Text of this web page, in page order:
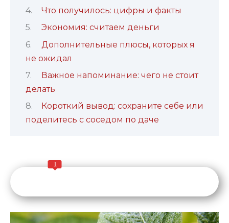
Что получилось: цифры и факты
Экономия: считаем деньги
Дополнительные плюсы, которых я
не ожидал
Важное напоминание: чего не стоит
делать
Короткий вывод: сохраните себе или
поделитесь с соседом по даче
1